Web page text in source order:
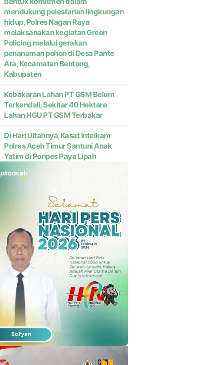
mendukung pelestarian lingkungan
hidup, Polres Nagan Raya
melaksanakan kegiatan Green
Policing melalui gerakan
penanaman pohon di Desa Pante
Ara, Kecamatan Beutong,
Kabupaten
Kebakaran Lahan PT GSM Belum
Terkendali, Sekitar 40 Hektare
Lahan HGU PT GSM Terbakar
Di Hari Ultahnya,Kasat Intelkam
Polres Aceh Timur Santuni Anak
Yatim di Ponpes Paya Lipah